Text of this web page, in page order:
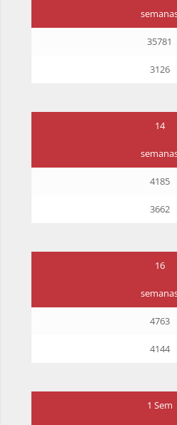
35781
3126
14
4185
3662
16
4763
4144
1 Sem